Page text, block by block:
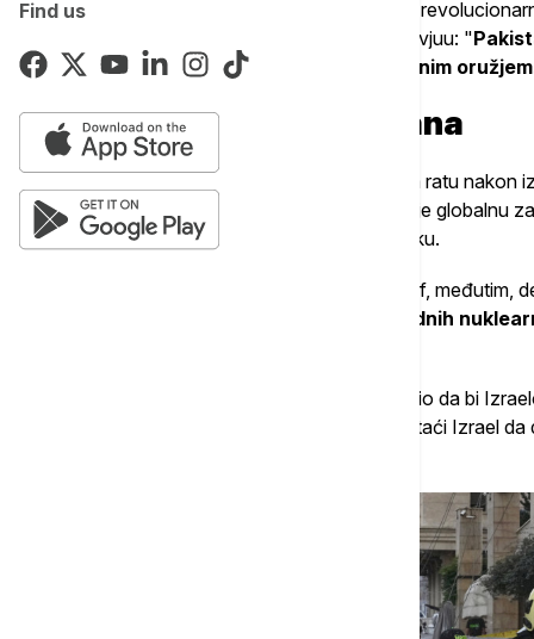
Find usGeneral Mohsen Rezae, viši oficir Iranske
bezbednost, izjavio je u televizijskom intervjuu: "
nuklearne rakete, i mi napasti nuklearnim
Rastuća uloga Pakistana
Dok se Iran i Izrael približavaju sveopštem ratu nakon
vojnih lokacija, ova nova tvrdnja izazvala je globalnu
stilu Trećeg svetskog rata na Bliskom istoku.
Pakistanski ministar odbrane Havadža Asif, međutim,
"Pakistan je potpisnik svih međunarodnih
Kasnije u objavi na "Iks"-u, Asif je upozorio da bi
trenutne nestabilne situacije, mogao podstaći Izrael